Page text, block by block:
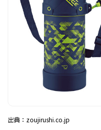
出典：zoujirushi.co.jp